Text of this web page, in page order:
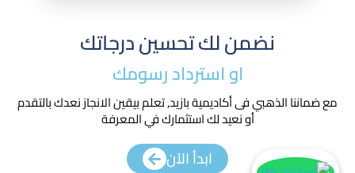
نضمن لك تحسين درجاتك
او استرداد رسومك​
مع ضماننا الذهبي فى أكاديمية بازيد, تعلم بيقين الانجاز نعدك بالتقدم
أو نعيد لك استثمارك في المعرفة
ابدأ الآن